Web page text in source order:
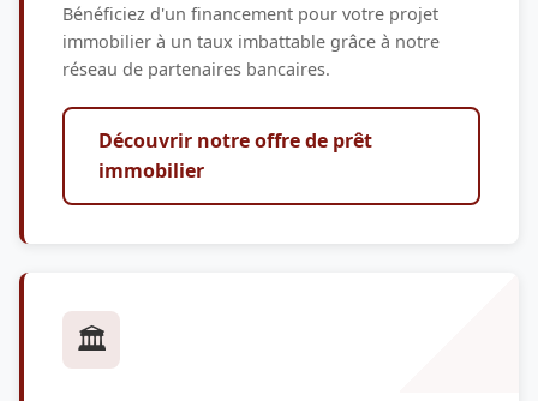
Bénéficiez d'un financement pour votre projet
immobilier à un taux imbattable grâce à notre
réseau de partenaires bancaires.
Découvrir notre offre de prêt
immobilier
🏛️